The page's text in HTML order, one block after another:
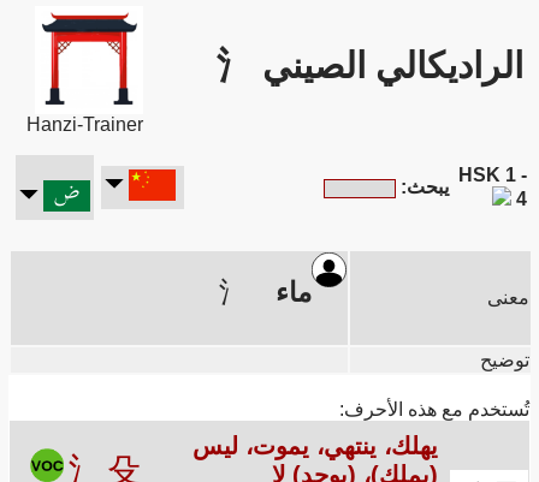
الراديكالي الصيني 氵
Hanzi-Trainer
HSK 1 -
4
يبحث:
معنى ماء
توضيح
تُستخدم مع هذه الأحرف:
يهلك، ينتهي، يموت، ليس
(يملك)، (يوجد) لا
氵 殳